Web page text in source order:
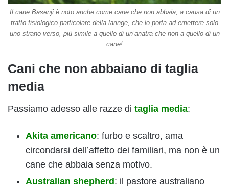
Il cane Basenji è noto anche come cane che non abbaia, a causa di un
tratto fisiologico particolare della laringe, che lo porta ad emettere solo
uno strano verso, più simile a quello di un’anatra che non a quello di un
cane!
Cani che non abbaiano di taglia
media
Passiamo adesso alle razze di taglia media:
Akita americano: furbo e scaltro, ama
circondarsi dell’affetto dei familiari, ma non è un
cane che abbaia senza motivo.
Australian shepherd : il pastore australiano